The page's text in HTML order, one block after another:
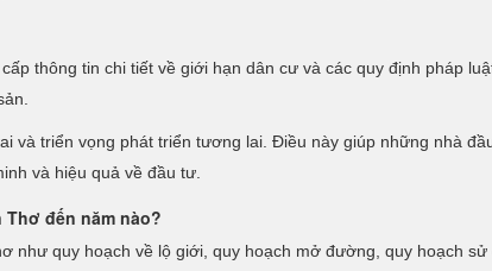
thông tin chi tiết về giới hạn dân cư và các quy định pháp
và triển vọng phát triển tương lai. Điều này giúp những nhà
và hiệu quả về đầu tư.
đến năm nào?
như quy hoạch về lộ giới, quy hoạch mở đường, quy hoạch